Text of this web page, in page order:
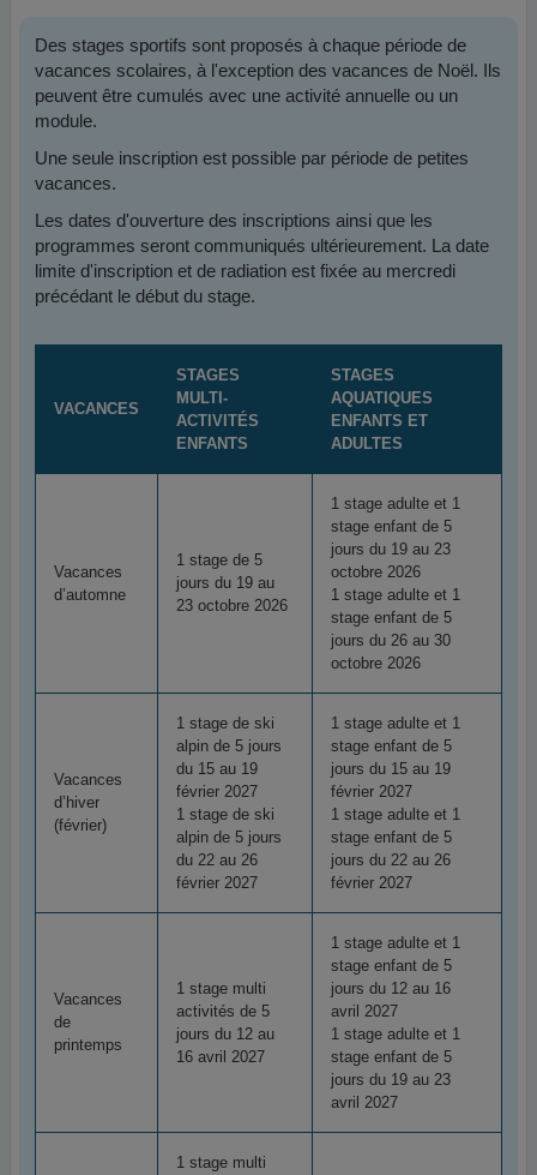
Des stages sportifs sont proposés à chaque période de
vacances scolaires, à l'exception des vacances de Noël. Ils
peuvent être cumulés avec une activité annuelle ou un
module.
Une seule inscription est possible par période de petites
vacances.
Les dates d'ouverture des inscriptions ainsi que les
programmes seront communiqués ultérieurement. La date
limite d'inscription et de radiation est fixée au mercredi
précédant le début du stage.
VACANCES
STAGES
MULTI-
ACTIVITÉS
ENFANTS
STAGES
AQUATIQUES
ENFANTS ET
ADULTES
Vacances
d’automne
1 stage de 5
jours du 19 au
23 octobre 2026
1 stage adulte et 1
stage enfant de 5
jours du 19 au 23
octobre 2026
1 stage adulte et 1
stage enfant de 5
jours du 26 au 30
octobre 2026
Vacances
d’hiver
(février)
1 stage de ski
alpin de 5 jours
du 15 au 19
février 2027
1 stage de ski
alpin de 5 jours
du 22 au 26
février 2027
1 stage adulte et 1
stage enfant de 5
jours du 15 au 19
février 2027
1 stage adulte et 1
stage enfant de 5
jours du 22 au 26
février 2027
Vacances
de
printemps
1 stage multi
activités de 5
jours du 12 au
16 avril 2027
1 stage adulte et 1
stage enfant de 5
jours du 12 au 16
avril 2027
1 stage adulte et 1
stage enfant de 5
jours du 19 au 23
avril 2027
1 stage multi